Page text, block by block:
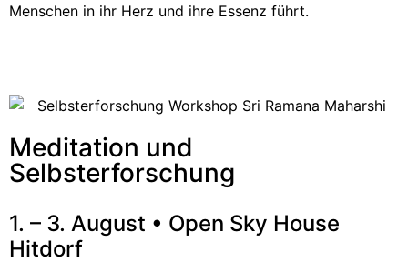
Menschen in ihr Herz und ihre Essenz führt.
Meditation und
Selbsterforschung
1. – 3. August • Open Sky House
Hitdorf